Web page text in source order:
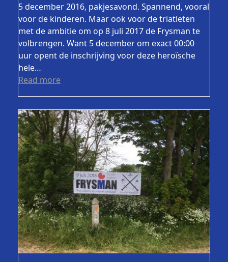
5 december 2016, pakjesavond. Spannend, vooral
voor de kinderen. Maar ook voor de triatleten
met de ambitie om op 8 juli 2017 de Frysman te
volbrengen. Want 5 december om exact 00:00
uur opent de inschrijving voor deze heroïsche
hele…
Read more